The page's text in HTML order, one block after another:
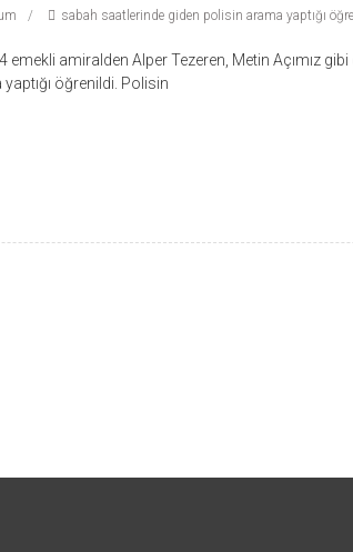
sabah saatlerinde giden polisin arama yaptığı
amiralden Alper Tezeren, Metin Açımız
öğrenildi. Polisin